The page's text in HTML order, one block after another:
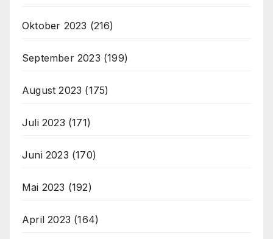
Oktober 2023 (216)
September 2023 (199)
August 2023 (175)
Juli 2023 (171)
Juni 2023 (170)
Mai 2023 (192)
April 2023 (164)